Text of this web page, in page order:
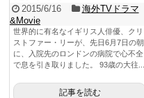
2015/6/16
海外TVドラマ
&Movie
世界的に有名なイギリス人俳優、クリ
ストファー・リーが、先日6月7日の朝
に、入院先のロンドンの病院で心不全
で息を引き取りました。 93歳の大往...
記事を読む